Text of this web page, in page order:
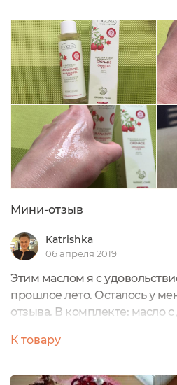
Мини-отзыв
Katrishka
06 апреля 2019
Этим маслом я с
прошлое лето. Осталось у
отзыва. В комплекте: масло
коробочка и инструкция.
Сертификаты Natrue и BDIH!
Больше всего подходит для
К товару